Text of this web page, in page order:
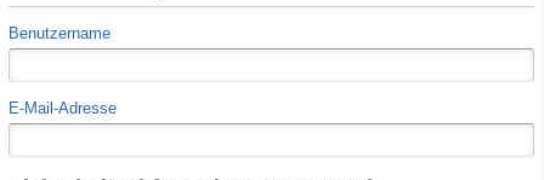
Benutzername
E-Mail-Adresse